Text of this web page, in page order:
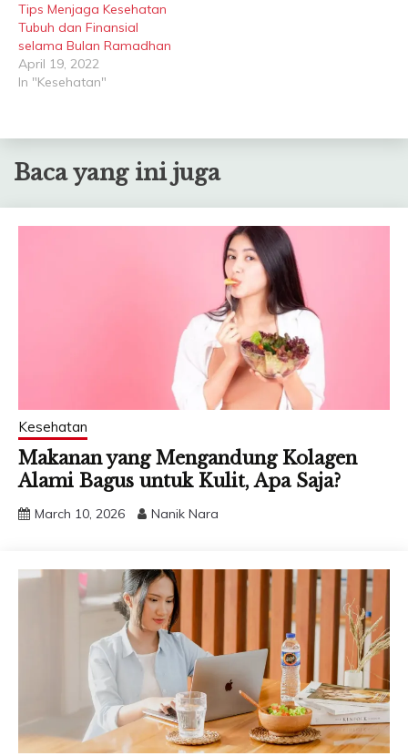
Tips Menjaga Kesehatan
Tubuh dan Finansial
selama Bulan Ramadhan
April 19, 2022
In "Kesehatan"
Baca yang ini juga
Kesehatan
Makanan yang Mengandung Kolagen
Alami Bagus untuk Kulit, Apa Saja?
March 10, 2026 Nanik Nara